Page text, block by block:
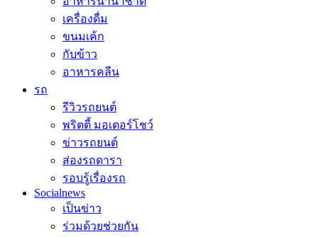
เครื่องดื่ม
ขนมเค้ก
กับข้าว
อาหารคลีน
รถ
รีวิวรถยนต์
พริตตี้ มอเตอร์โชว์
ข่าวรถยนต์
ส่องรถดารา
รอบรู้เรื่องรถ
Socialnews
เป็นข่าว
ร่วมด้วยช่วยกัน